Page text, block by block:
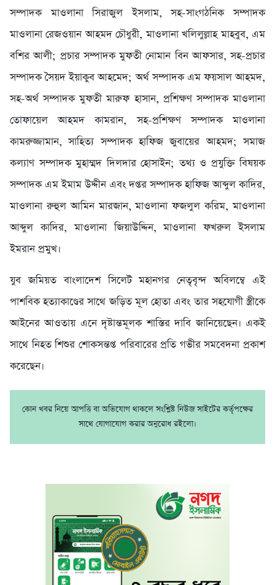
সম্পাদক মাওলানা সিরাজুল ইসলাম, সহ-সাংগঠনিক সম্পাদক
মাওলানা রেজওয়ান আহমদ চৌধুরী, মাওলানা খলিলুল্লাহ মাহবুব, এম
বশির আলী; প্রচার সম্পাদক মুফতী নোমান বিন আফসার, সহ-প্রচার
সম্পাদক সৈয়দ ইয়াকুব আহমেদ; অর্থ সম্পাদক এম ফয়সাল আহমদ,
সহ-অর্থ সম্পাদক মুফতী মারুফ হাসান, প্রশিক্ষণ সম্পাদক মাওলানা
তোফায়েল আহমদ কামরান, সহ-প্রশিক্ষণ সম্পাদক মাওলানা
কামরুজ্জামান, সাহিত্য সম্পাদক হাফিজ জুবায়ের আহমদ; সমাজ
কল্যাণ সম্পাদক মুহাম্মদ দিলদার হোসাইন; তথ্য ও প্রযুক্তি বিষয়ক
সম্পাদক এম ইমাম উদ্দীন এবং দপ্তর সম্পাদক হাফিজ আব্দুল কাদির,
মাওলানা রুহুল আমিন মারজান, মাওলানা ফজলুল করিম, মাওলানা
আব্দুল কাদির, মাওলানা জিয়াউদ্দিন, মাওলানা ফখরুল ইসলাম
ইমরান প্রমুখ।
যুব জমিয়ত বাংলাদেশ সিলেট মহানগর নেতৃবৃন্দ অবিলম্বে এই
পাশবিক হত্যাকাণ্ডের সাথে জড়িত মূল হোতা এবং তার সহযোগী স্ত্রীকে
আইনের আওতায় এনে দৃষ্টান্তমূলক শাস্তির দাবি জানিয়েছেন। একই
সাথে নিহত শিশুর শোকসন্তপ্ত পরিবারের প্রতি গভীর সমবেদনা প্রকাশ
করেছেন।
কোন খবর নিয়ে আপত্তি বা অভিযোগ থাকলে সংশ্লিষ্ট নিউজ সাইটের কর্তৃপক্ষের
সাথে যোগাযোগ করার অনুরোধ রইলো।